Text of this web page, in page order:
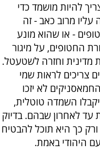
להיות מושמד כדי
מרוב כאב - זה
- או שהוא מונע
החטופים, על מיגור
וחזרה לשטעטל.
צריכים לראות שמי
לא יזכו
השמדה טוטלית,
עד לאחרון שבהם. בדיוק
כך היא תוכל להבטיח
היהודי באמת.